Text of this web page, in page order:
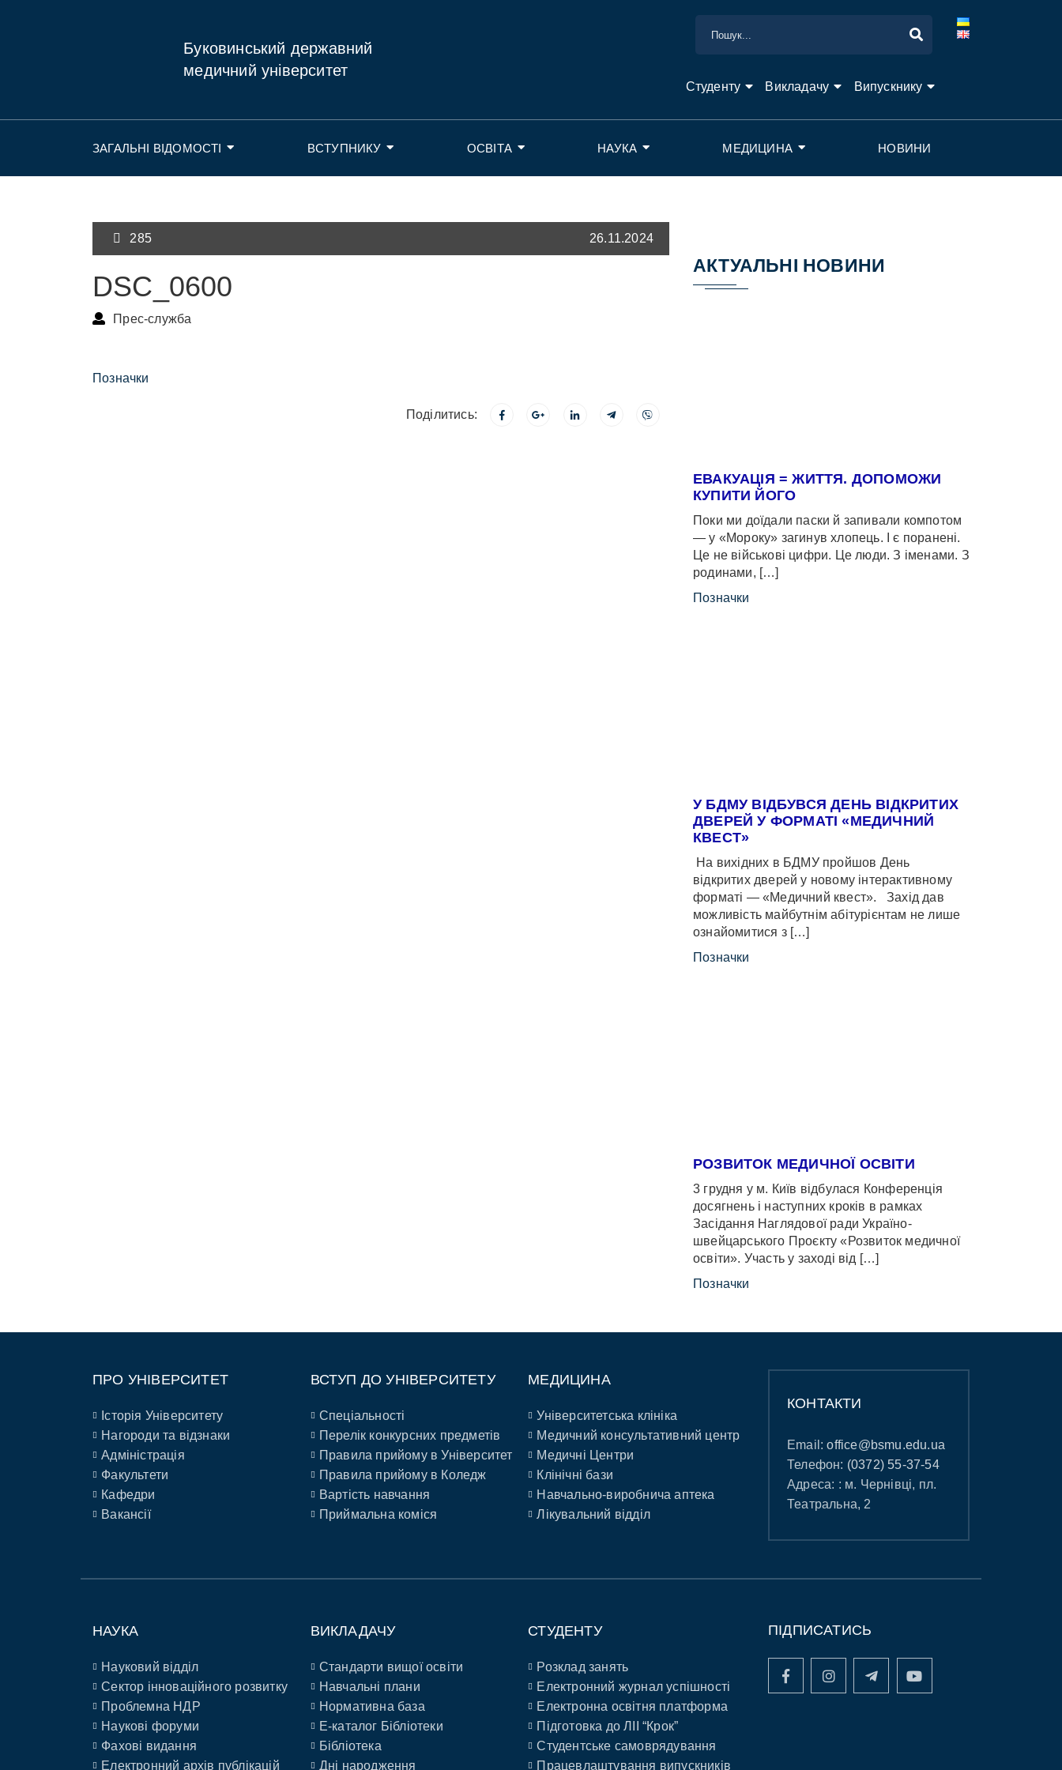
Буковинський державний
медичний університет
Студенту Викладачу Випускнику
ЗАГАЛЬНІ ВІДОМОСТІ ВСТУПНИКУ ОСВІТА НАУКА МЕДИЦИНА НОВИНИ
285 26.11.2024
DSC_0600
Прес-служба
Позначки
Поділитись:
АКТУАЛЬНІ НОВИНИ
ЕВАКУАЦІЯ = ЖИТТЯ. ДОПОМОЖИ
КУПИТИ ЙОГО
Поки ми доїдали паски й запивали компотом
— у «Мороку» загинув хлопець. І є поранені.
Це не військові цифри. Це люди. З іменами. З
родинами, […]
Позначки
У БДМУ ВІДБУВСЯ ДЕНЬ ВІДКРИТИХ
ДВЕРЕЙ У ФОРМАТІ «МЕДИЧНИЙ
КВЕСТ»
На вихідних в БДМУ пройшов День
відкритих дверей у новому інтерактивному
форматі — «Медичний квест». Захід дав
можливість майбутнім абітурієнтам не лише
ознайомитися з […]
Позначки
РОЗВИТОК МЕДИЧНОЇ ОСВІТИ
3 грудня у м. Київ відбулася Конференція
досягнень і наступних кроків в рамках
Засідання Наглядової ради Україно-
швейцарського Проєкту «Розвиток медичної
освіти». Участь у заході від […]
Позначки
ПРО УНІВЕРСИТЕТ
Історія Університету
Нагороди та відзнаки
Адміністрація
Факультети
Кафедри
Вакансії
ВСТУП ДО УНІВЕРСИТЕТУ
Спеціальності
Перелік конкурсних предметів
Правила прийому в Університет
Правила прийому в Коледж
Вартість навчання
Приймальна коміся
МЕДИЦИНА
Університетська клініка
Медичний консультативний центр
Медичні Центри
Клінічні бази
Навчально-виробнича аптека
Лікувальний відділ
КОНТАКТИ
Email:office@bsmu.edu.ua
Телефон: (0372) 55-37-54
Адреса: : м. Чернівці, пл.
Театральна, 2
НАУКА
Науковий відділ
Сектор інноваційного розвитку
Проблемна НДР
Наукові форуми
Фахові видання
Електронний архів публікацій
ВИКЛАДАЧУ
Стандарти вищої освіти
Навчальні плани
Нормативна база
E-каталог Бібліотеки
Бібліотека
Дні народження
СТУДЕНТУ
Розклад занять
Електронний журнал успішності
Електронна освітня платформа
Підготовка до ЛІІ “Крок”
Студентське самоврядування
Працевлаштування випускників
ПІДПИСАТИСЬ